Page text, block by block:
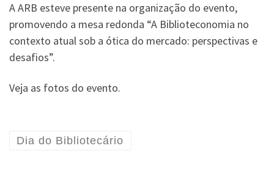
A ARB esteve presente na organização do evento,
promovendo a mesa redonda “A Biblioteconomia no
contexto atual sob a ótica do mercado: perspectivas e
desafios”.
Veja as fotos do evento.
Dia do Bibliotecário